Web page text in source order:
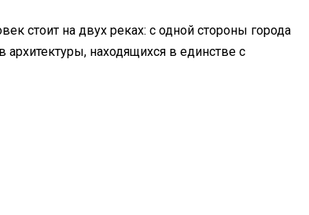
стоит на двух реках: с одной стороны города
архитектуры, находящихся в единстве с